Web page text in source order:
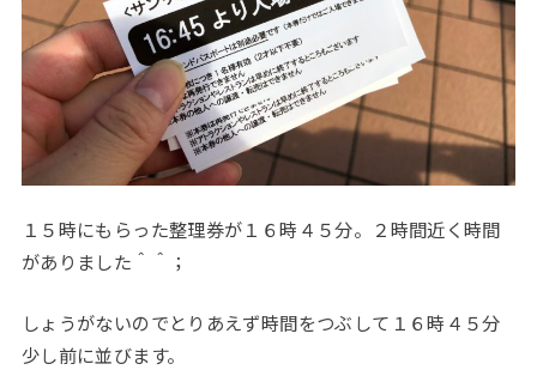
１５時にもらった整理券が１６時４５分。２時間近く時間
がありました＾＾；
しょうがないのでとりあえず時間をつぶして１６時４５分
少し前に並びます。